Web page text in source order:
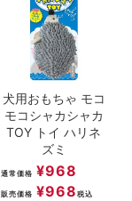
犬用おもちゃ モコ
モコシャカシャカ
TOY トイ ハリネ
ズミ
通常価格 ¥968
販売価格 ¥968 税込